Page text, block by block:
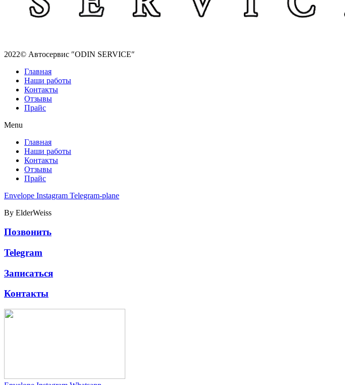
2022© Автосервис ″ODIN SERVICE″
Главная
Наши работы
Контакты
Отзывы
Прайс
Menu
Главная
Наши работы
Контакты
Отзывы
Прайс
Envelope Instagram Telegram-plane
By ElderWeiss
Позвонить
Telegram
Записаться
Контакты